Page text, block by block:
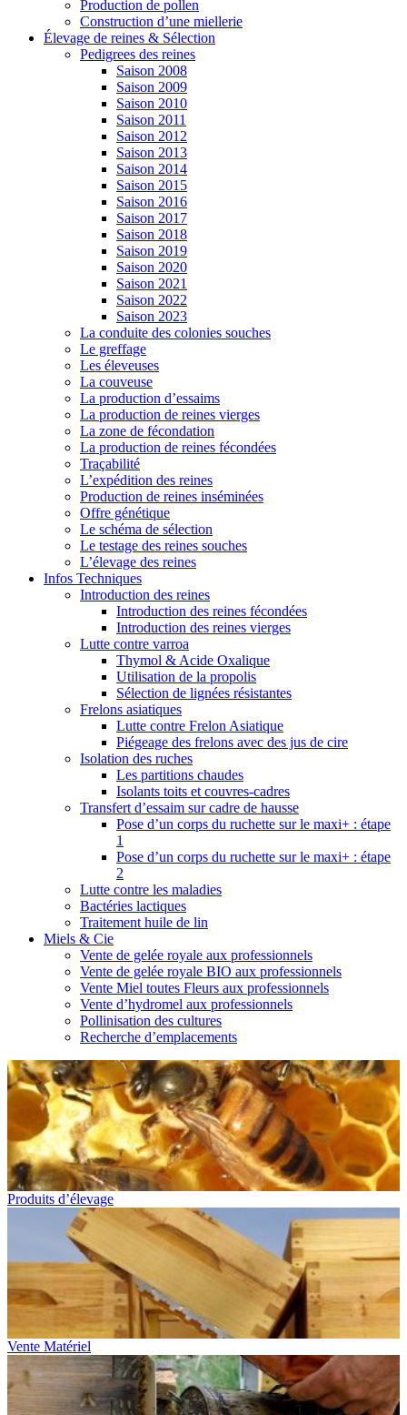
Production de pollen
Construction d’une miellerie
Élevage de reines & Sélection
Pedigrees des reines
Saison 2008
Saison 2009
Saison 2010
Saison 2011
Saison 2012
Saison 2013
Saison 2014
Saison 2015
Saison 2016
Saison 2017
Saison 2018
Saison 2019
Saison 2020
Saison 2021
Saison 2022
Saison 2023
La conduite des colonies souches
Le greffage
Les éleveuses
La couveuse
La production d’essaims
La production de reines vierges
La zone de fécondation
La production de reines fécondées
Traçabilité
L’expédition des reines
Production de reines inséminées
Offre génétique
Le schéma de sélection
Le testage des reines souches
L’élevage des reines
Infos Techniques
Introduction des reines
Introduction des reines fécondées
Introduction des reines vierges
Lutte contre varroa
Thymol & Acide Oxalique
Utilisation de la propolis
Sélection de lignées résistantes
Frelons asiatiques
Lutte contre Frelon Asiatique
Piégeage des frelons avec des jus de cire
Isolation des ruches
Les partitions chaudes
Isolants toits et couvres-cadres
Transfert d’essaim sur cadre de hausse
Pose d’un corps du ruchette sur le maxi+ : étape
1
Pose d’un corps du ruchette sur le maxi+ : étape
2
Lutte contre les maladies
Bactéries lactiques
Traitement huile de lin
Miels & Cie
Vente de gelée royale aux professionnels
Vente de gelée royale BIO aux professionnels
Vente Miel toutes Fleurs aux professionnels
Vente d’hydromel aux professionnels
Pollinisation des cultures
Recherche d’emplacements
Produits d’élevage
Vente Matériel